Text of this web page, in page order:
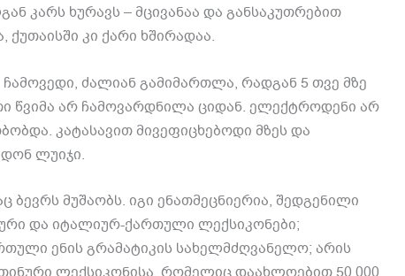
კარს ხურავს – მცივანაა და განსაკუთრებით
ქუთაისში კი ქარი ხშირადაა.
ძალიან გამიმართლა, რადგან 5 თვე მზე
წვიმა არ ჩამოვარდნილა ციდან. ელექტროდენი არ
კატასავით მივეფიცხებოდი მზეს და
დონ ლუიჯი.
ბევრს მუშაობს. იგი ენათმეცნიერია, შედგენილი
და იტალიურ-ქართული ლექსიკონები;
ენის გრამატიკის სახელმძღვანელო; არის